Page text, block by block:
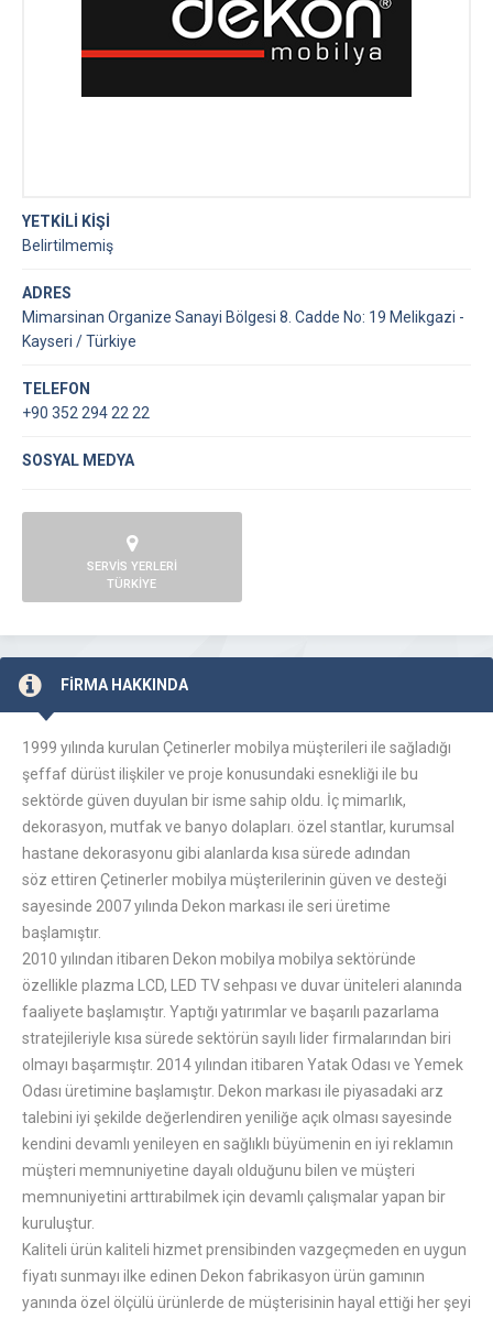
YETKİLİ KİŞİ
Belirtilmemiş
ADRES
Mimarsinan Organize Sanayi Bölgesi 8. Cadde No: 19 Melikgazi -
Kayseri / Türkiye
TELEFON
+90 352 294 22 22
SOSYAL MEDYA
SERVİS YERLERİ
TÜRKİYE
FİRMA HAKKINDA
1999 yılında kurulan Çetinerler mobilya müşterileri ile sağladığı
şeffaf dürüst ilişkiler ve proje konusundaki esnekliği ile bu
sektörde güven duyulan bir isme sahip oldu. İç mimarlık,
dekorasyon, mutfak ve banyo dolapları. özel stantlar, kurumsal
hastane dekorasyonu gibi alanlarda kısa sürede adından
söz ettiren Çetinerler mobilya müşterilerinin güven ve desteği
sayesinde 2007 yılında Dekon markası ile seri üretime
başlamıştır.
2010 yılından itibaren Dekon mobilya mobilya sektöründe
özellikle plazma LCD, LED TV sehpası ve duvar üniteleri alanında
faaliyete başlamıştır. Yaptığı yatırımlar ve başarılı pazarlama
stratejileriyle kısa sürede sektörün sayılı lider firmalarından biri
olmayı başarmıştır. 2014 yılından itibaren Yatak Odası ve Yemek
Odası üretimine başlamıştır. Dekon markası ile piyasadaki arz
talebini iyi şekilde değerlendiren yeniliğe açık olması sayesinde
kendini devamlı yenileyen en sağlıklı büyümenin en iyi reklamın
müşteri memnuniyetine dayalı olduğunu bilen ve müşteri
memnuniyetini arttırabilmek için devamlı çalışmalar yapan bir
kuruluştur.
Kaliteli ürün kaliteli hizmet prensibinden vazgeçmeden en uygun
fiyatı sunmayı ilke edinen Dekon fabrikasyon ürün gamının
yanında özel ölçülü ürünlerde de müşterisinin hayal ettiği her şeyi